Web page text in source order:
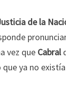
de la
vez que Cabral
ya no